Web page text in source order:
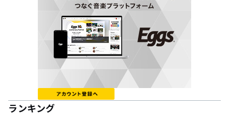
ランキング